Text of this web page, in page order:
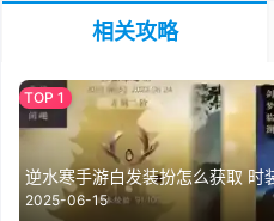
相关攻略
逆水寒手游白发装扮怎么获取 时
2025-06-15